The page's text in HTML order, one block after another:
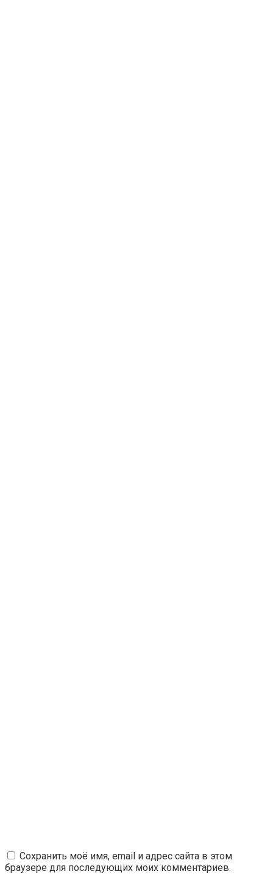
Сохранить моё имя, email и адрес сайта в этом
браузере для последующих моих комментариев.